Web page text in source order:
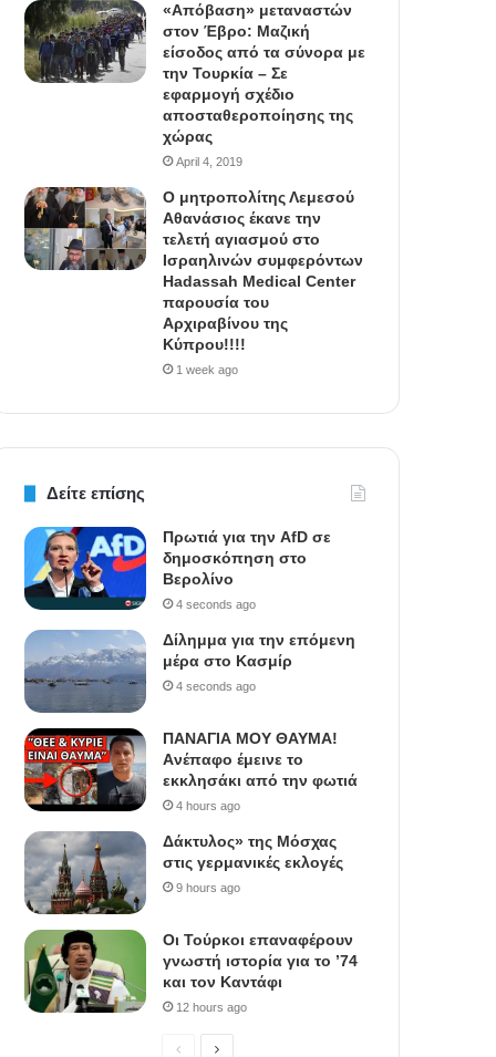
«Απόβαση» μεταναστών
στον Έβρο: Μαζική
είσοδος από τα σύνορα με
την Τουρκία – Σε
εφαρμογή σχέδιο
αποσταθεροποίησης της
χώρας
April 4, 2019
Ο μητροπολίτης Λεμεσού
Αθανάσιος έκανε την
τελετή αγιασμού στο
Ισραηλινών συμφερόντων
Hadassah Medical Center
παρουσία του
Αρχιραβίνου της
Κύπρου!!!!
1 week ago
Δείτε επίσης
Πρωτιά για την AfD σε
δημοσκόπηση στο
Βερολίνο
4 seconds ago
Δίλημμα για την επόμενη
μέρα στο Κασμίρ
4 seconds ago
ΠΑΝΑΓΙΑ ΜΟΥ ΘΑΥΜΑ!
Aνέπαφο έμεινε το
εκκλησάκι από την φωτιά
4 hours ago
Δάκτυλος» της Μόσχας
στις γερμανικές εκλογές
9 hours ago
Οι Τούρκοι επαναφέρουν
γνωστή ιστορία για το ’74
και τον Καντάφι
12 hours ago